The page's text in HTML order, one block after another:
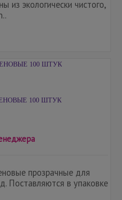
из экологически чистого,
100 ШТУК
прозрачные для
Поставляются в упаковке